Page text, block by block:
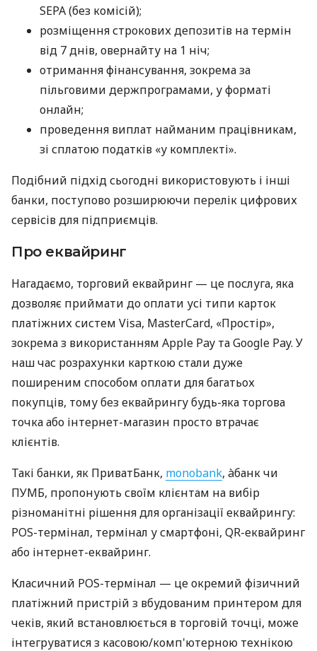
SEPA (без комісій);
розміщення строкових депозитів на термін
від 7 днів, овернайту на 1 ніч;
отримання фінансування, зокрема за
пільговими держпрограмами, у форматі
онлайн;
проведення виплат найманим працівникам,
зі сплатою податків «у комплекті».
Подібний підхід сьогодні використовують і інші
банки, поступово розширюючи перелік цифрових
сервісів для підприємців.
Про еквайринг
Нагадаємо, торговий еквайринг — це послуга, яка
дозволяє приймати до оплати усі типи карток
платіжних систем Visa, MasterCard, «Простір»,
зокрема з використанням Apple Pay та Google Pay. У
наш час розрахунки карткою стали дуже
поширеним способом оплати для багатьох
покупців, тому без еквайрингу будь-яка торгова
точка або інтернет-магазин просто втрачає
клієнтів.
Такі банки, як ПриватБанк, monobank, àбанк чи
ПУМБ, пропонують своїм клієнтам на вибір
різноманітні рішення для організації еквайрингу:
POS-термінал, термінал у смартфоні, QR-еквайринг
або інтернет-еквайринг.
Класичний POS-термінал — це окремий фізичний
платіжний пристрій з вбудованим принтером для
чеків, який встановлюється в торговій точці, може
інтегруватися з касовою/комп'ютерною технікою